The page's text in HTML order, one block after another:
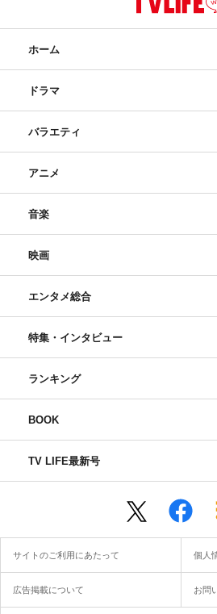
ホーム
ドラマ
バラエティ
アニメ
音楽
映画
エンタメ総合
特集・インタビュー
ランキング
BOOK
TV LIFE最新号
サイトのご利用にあたって 個人
広告掲載について お問